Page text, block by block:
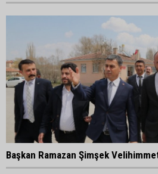
Başkan Ramazan Şimşek